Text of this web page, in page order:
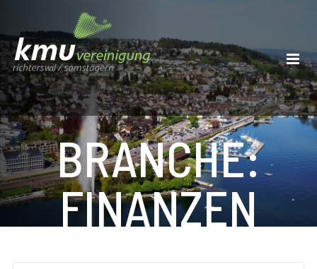
BRANCHE:
FINANZEN